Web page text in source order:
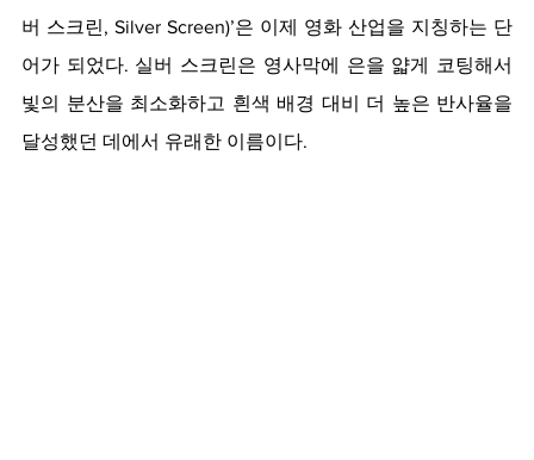
버 스크린, Silver Screen)’은 이제 영화 산업을 지칭하는 단
어가 되었다. 실버 스크린은 영사막에 은을 얇게 코팅해서
빛의 분산을 최소화하고 흰색 배경 대비 더 높은 반사율을
달성했던 데에서 유래한 이름이다.